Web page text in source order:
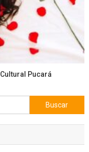
Pucará
Buscar: